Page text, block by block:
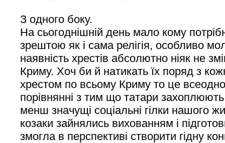
З одного боку.
На сьогоднішній день мало кому
зрештою як і сама релігія, особливо
наявність хрестів абсолютно ніяк не
Криму. Хоч би й натикать їх поряд з
хрестом по всьому Криму то це всеодно
порівнянні з тим що татари захоплюють
менш значущі соціальні гілки нашого
козаки зайнялись вихованням і
змогла в перспективі створити гідну